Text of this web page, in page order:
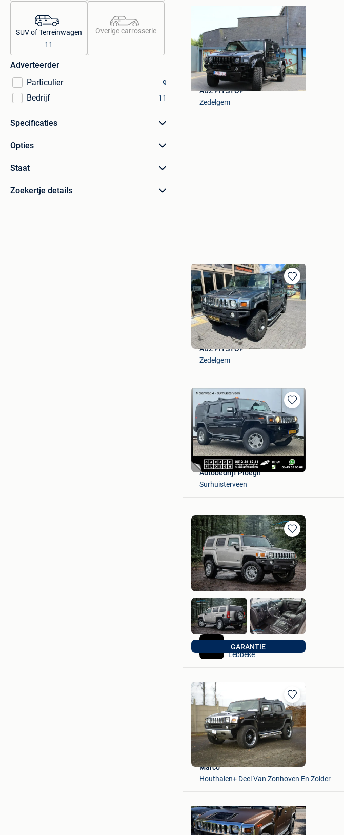
SUV of Terreinwagen
11
Overige carrosserie
Adverteerder
Particulier
9
Bedrijf 11
Specificaties
Opties
Staat
Zoekertje details
Favorieten
ABZ PITSTOP
Zedelgem
Bewaren
in
Mijn
Favorieten
ABZ PITSTOP
Zedelgem
Bewaren
in
Mijn
Favorieten
Autobedrijf Ploegh
Surhuisterveen
Bewaren
in
Mijn
Favorieten
GARANTIE
Auto's David
Lebbeke
Bewaren
in
Mijn
Favorieten
Marco
Houthalen+ Deel Van Zonhoven En Zolder
Mijn
Favorieten